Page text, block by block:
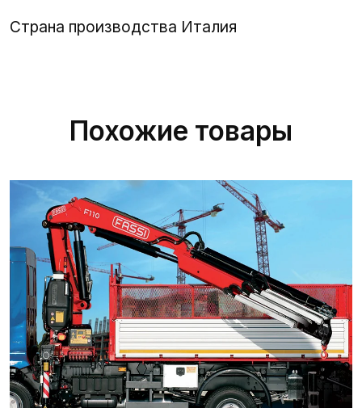
Страна производства Италия
Похожие товары